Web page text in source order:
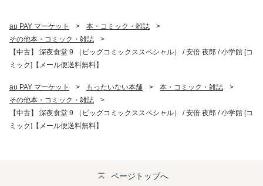
au PAY マーケット > 本・コミック・雑誌
>
その他本・コミック・雑誌
>
【中古】 深夜食堂 9 （ビッグコミックススペシャル） / 安倍 夜郎 / 小学館 [コ
ミック]【メール便送料無料】
au PAY マーケット > もったいない本舗 > 本・コミック・雑誌
>
その他本・コミック・雑誌
>
【中古】 深夜食堂 9 （ビッグコミックススペシャル） / 安倍 夜郎 / 小学館 [コ
ミック]【メール便送料無料】
ページトップへ